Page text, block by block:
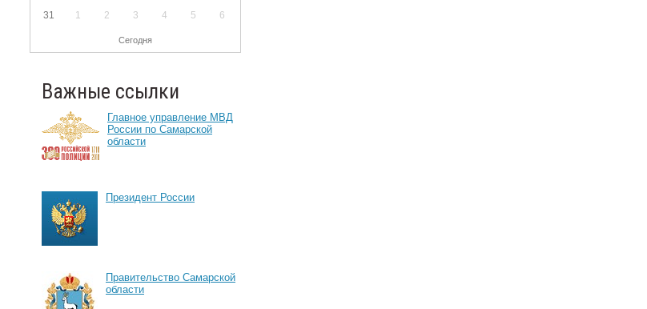
31 1 2 3 4 5 6
Сегодня
Важные ссылки
Главное управление МВД
России по Самарской
области
Президент России
Правительство Самарской
области